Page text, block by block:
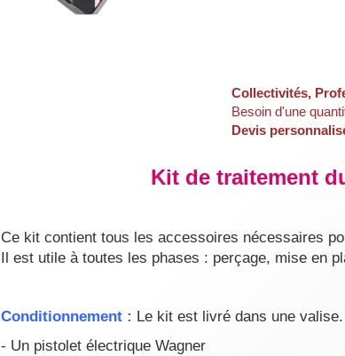
Collectivités,
Besoin d'une
Devis
Kit de traitement
Ce kit contient tous les accessoires nécessaires
Il est utile à toutes les phases : perçage, mise en
Conditionnement : Le kit est livré dans une
- Un pistolet électrique Wagner